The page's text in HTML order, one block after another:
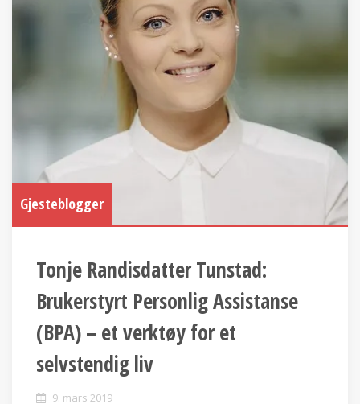
Gjesteblogger
Tonje Randisdatter Tunstad:
Brukerstyrt Personlig Assistanse
(BPA) – et verktøy for et
selvstendig liv
9. mars 2019